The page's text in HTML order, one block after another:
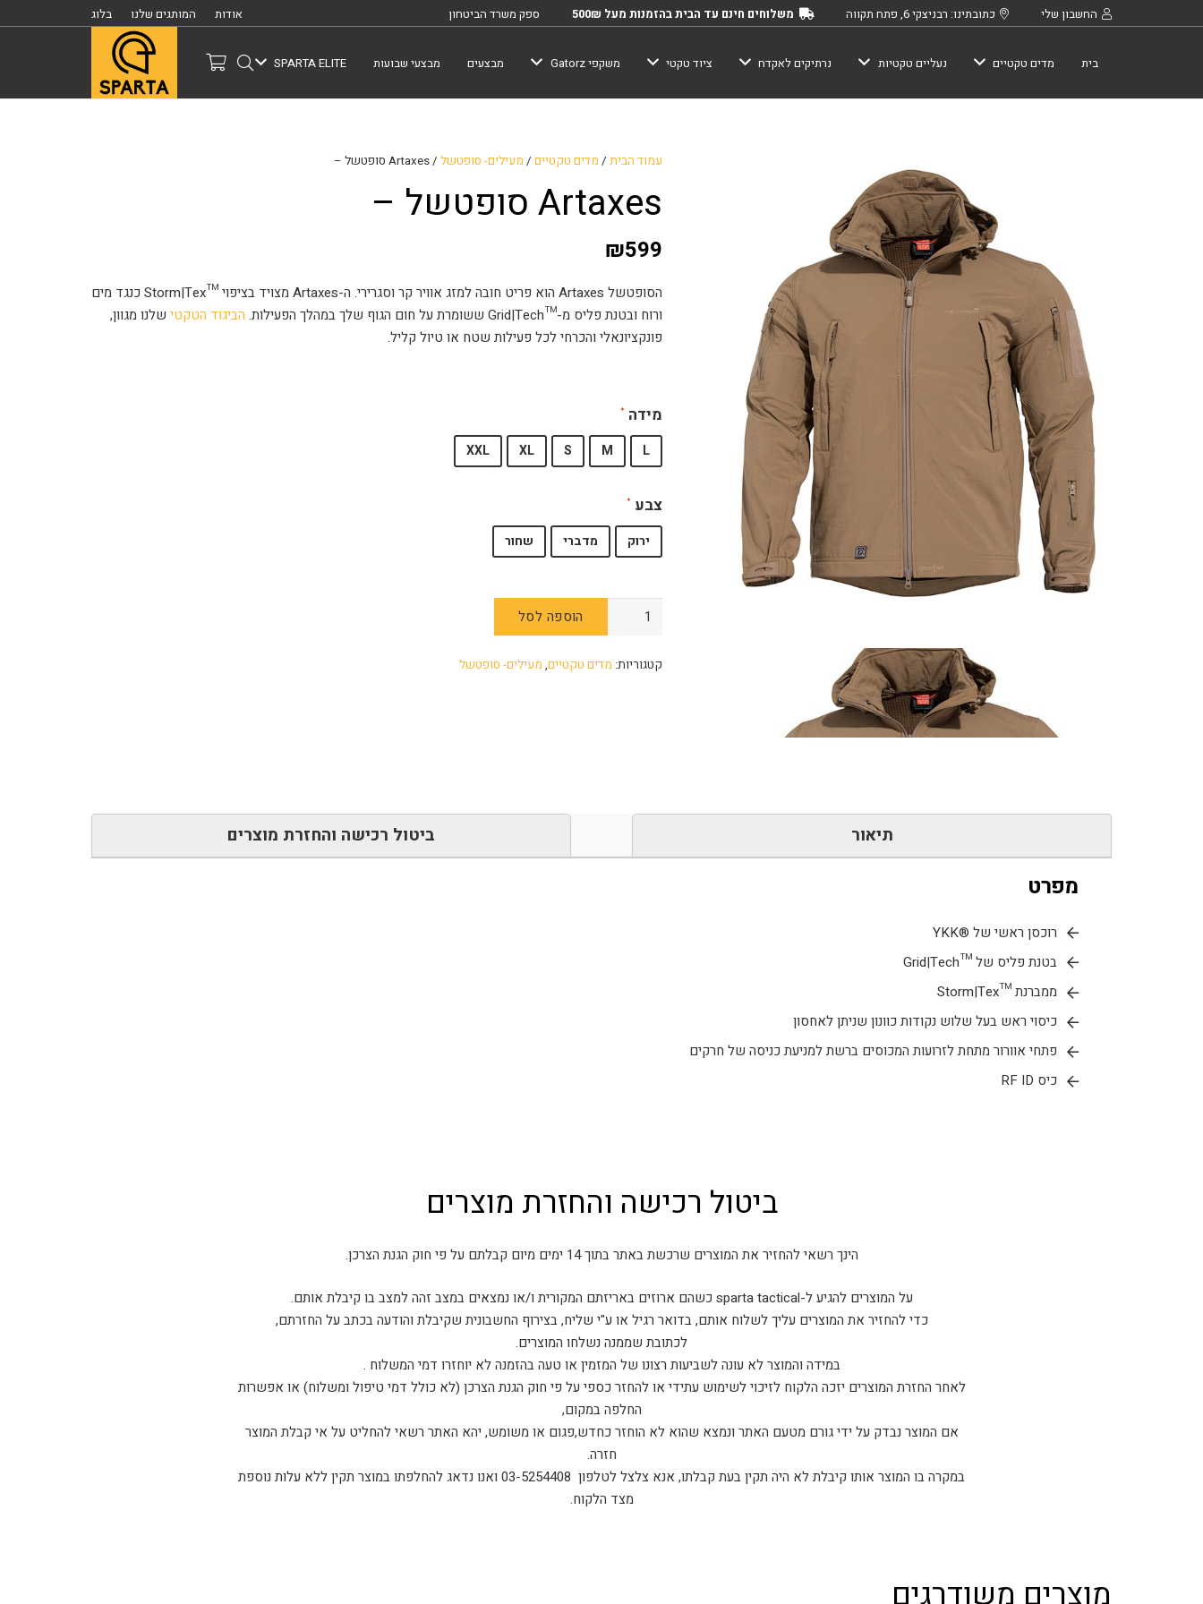
החשבון שלי כתובתינו: רבניצקי 6, פתח תקווה משלוחים חינם עד הבית בהזמנות מעל 500₪ ספק משרד הביטחון אודות המותגים שלנו בלוג
בית מדים טקטיים נעליים טקטיות נרתיקים לאקדח ציוד טקטי משקפי Gatorz מבצעים מבצעי שבועות SPARTA ELITE
עמוד הבית/ מדים טקטיים/ מעילים- סופטשל/ Artaxes סופטשל –
Artaxes סופטשל –
₪599
הסופטשל Artaxes הוא פריט חובה למזג אוויר קר וסגרירי. ה-Artaxes מצויד בציפוי ™Storm|Tex כנגד מים
ורוח ובטנת פליס מ-™Grid|Tech ששומרת על חום הגוף שלך במהלך הפעילות.
הביגוד הטקטישלנו מגוון,
פונקציונאלי והכרחי לכל פעילות שטח או טיול קליל.
מידה
L
M
S
XL
XXL
צבע
ירוק מדברי שחור
הוספה לסל
קטגוריות: מדים טקטיים, מעילים- סופטשל
תיאור ביטול רכישה והחזרת מוצרים
מפרט
רוכסן ראשי של ®YKK
בטנת פליס של ™Grid|Tech
ממברנת ™Storm|Tex
כיסוי ראש בעל שלוש נקודות כוונון שניתן לאחסון
פתחי אוורור מתחת לזרועות המכוסים ברשת למניעת כניסה של חרקים
כיס RF ID
ביטול רכישה והחזרת מוצרים
הינך רשאי להחזיר את המוצרים שרכשת באתר בתוך 14 ימים מיום קבלתם על פי חוק הגנת הצרכן.
על המוצרים להגיע ל-sparta tactical כשהם ארוזים באריזתם המקורית ו/או נמצאים במצב זהה למצב בו קיבלת אותם.
כדי להחזיר את המוצרים עליך לשלוח אותם, בדואר רגיל או ע"י שליח, בצירוף החשבונית שקיבלת והודעה בכתב על החזרתם,
לכתובת שממנה נשלחו המוצרים.
במידה והמוצר לא עונה לשביעות רצונו של המזמין או טעה בהזמנה לא יוחזרו דמי המשלוח .
לאחר החזרת המוצרים יזכה הלקוח לזיכוי לשימוש עתידי או להחזר כספי על פי חוק הגנת הצרכן (לא כולל דמי טיפול ומשלוח) או אפשרות
החלפה במקום,
אם המוצר נבדק על ידי גורם מטעם האתר ונמצא שהוא לא הוחזר כחדש,פגום או משומש, יהא האתר רשאי להחליט על אי קבלת המוצר
חזרה.
במקרה בו המוצר אותו קיבלת לא היה תקין בעת קבלתו, אנא צלצל לטלפון 03-5254408 ואנו נדאג להחלפתו במוצר תקין ללא עלות נוספת
מצד הלקוח.
מוצרים משודרגים